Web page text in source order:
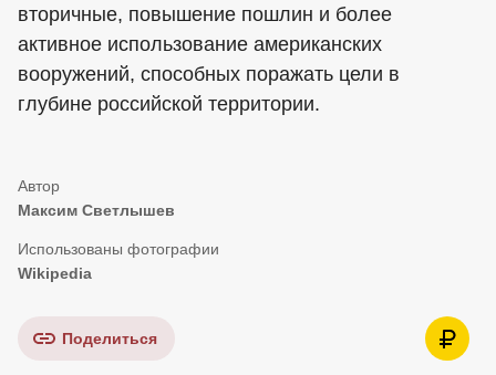
вторичные, повышение пошлин и более
активное использование американских
вооружений, способных поражать цели в
глубине российской территории.
Максим Светлышев
Wikipedia
Поделиться